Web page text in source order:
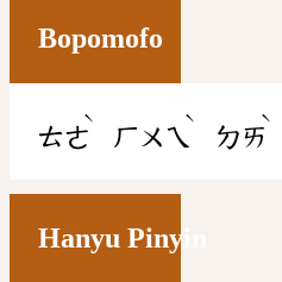
Bopomofo
ㄊㄜ
ˋ
ㄏㄨㄟ
ˋ
ㄉㄞ
ˋ
Hanyu Pinyin